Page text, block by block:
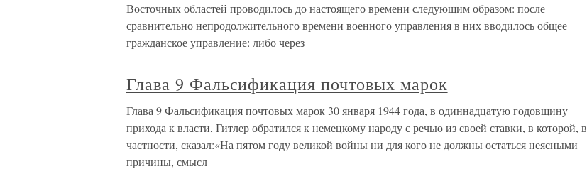
Восточных областей проводилось до настоящего времени следующим образом: после
сравнительно непродолжительного времени военного управления в них вводилось общее
гражданское управление: либо через
Глава 9 Фальсификация почтовых марок
Глава 9 Фальсификация почтовых марок 30 января 1944 года, в одиннадцатую годовщину
прихода к власти, Гитлер обратился к немецкому народу с речью из своей ставки, в которой, в
частности, сказал:«На пятом году великой войны ни для кого не должны остаться неясными
причины, смысл